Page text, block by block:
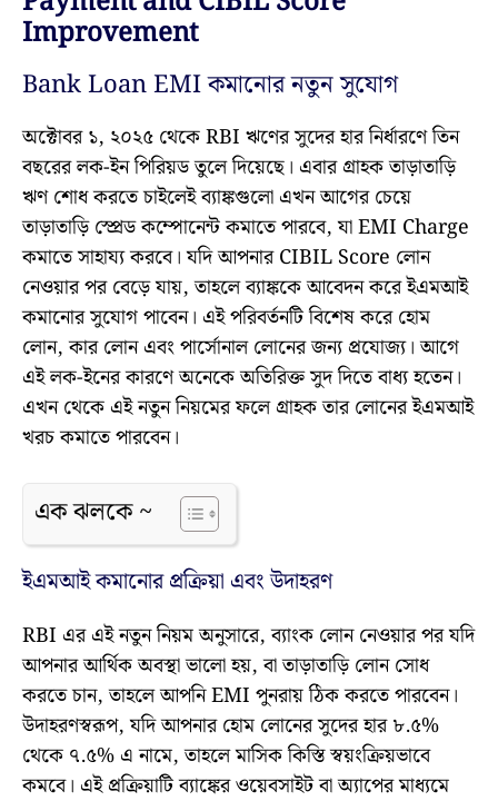
Improvement
Bank Loan EMI কমানোর নতুন সুযোগ
অক্টোবর ১, ২০২৫ থেকে RBI ঋণের সুদের হার নির্ধারণে তিন
বছরের লক-ইন পিরিয়ড তুলে দিয়েছে। এবার গ্রাহক তাড়াতাড়ি
ঋণ শোধ করতে চাইলেই ব্যাঙ্কগুলো এখন আগের চেয়ে
তাড়াতাড়ি স্প্রেড কম্পোনেন্ট কমাতে পারবে, যা EMI Charge
কমাতে সাহায্য করবে। যদি আপনার CIBIL Score লোন
নেওয়ার পর বেড়ে যায়, তাহলে ব্যাঙ্ককে আবেদন করে ইএমআই
কমানোর সুযোগ পাবেন। এই পরিবর্তনটি বিশেষ করে হোম
লোন, কার লোন এবং পার্সোনাল লোনের জন্য প্রযোজ্য। আগে
এই লক-ইনের কারণে অনেকে অতিরিক্ত সুদ দিতে বাধ্য হতেন।
এখন থেকে এই নতুন নিয়মের ফলে গ্রাহক তার লোনের ইএমআই
খরচ কমাতে পারবেন।
এক ঝলকে ~
ইএমআই কমানোর প্রক্রিয়া এবং উদাহরণ
RBI এর এই নতুন নিয়ম অনুসারে, ব্যাংক লোন নেওয়ার পর যদি
আপনার আর্থিক অবস্থা ভালো হয়, বা তাড়াতাড়ি লোন সোধ
করতে চান, তাহলে আপনি EMI পুনরায় ঠিক করতে পারবেন।
উদাহরণস্বরূপ, যদি আপনার হোম লোনের সুদের হার ৮.৫%
থেকে ৭.৫% এ নামে, তাহলে মাসিক কিস্তি স্বয়ংক্রিয়ভাবে
কমবে। এই প্রক্রিয়াটি ব্যাঙ্কের ওয়েবসাইট বা অ্যাপের মাধ্যমে